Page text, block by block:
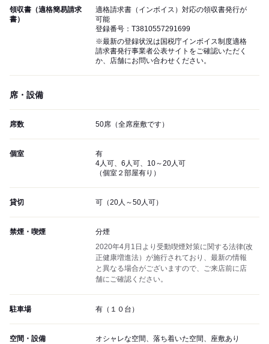
領収書（適格簡易請求
書）
適格請求書（インボイス）対応の領収書発行が
可能
登録番号：T3810557291699
※最新の登録状況は国税庁インボイス制度適格
請求書発行事業者公表サイトをご確認いただく
か、店舗にお問い合わせください。
席・設備
席数 50席（全席座敷です）
個室
有
4人可、6人可、10～20人可
（個室２部屋有り）
貸切 可（20人～50人可）
禁煙・喫煙
分煙
2020年4月1日より受動喫煙対策に関する法律(改
正健康増進法）が施行されており、最新の情報
と異なる場合がございますので、ご来店前に店
舗にご確認ください。
駐車場 有（１０台）
空間・設備 オシャレな空間、落ち着いた空間、座敷あり